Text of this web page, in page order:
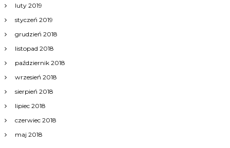
luty 2019
styczeń 2019
grudzień 2018
listopad 2018
październik 2018
wrzesień 2018
sierpień 2018
lipiec 2018
czerwiec 2018
maj 2018